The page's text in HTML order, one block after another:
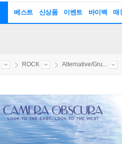
베스트 신상품 이벤트 바이백 매
ROCK Alternative/Gru...